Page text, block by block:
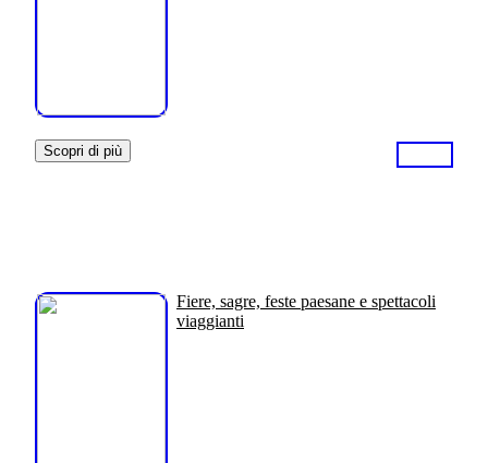
Scopri di più
Fiere, sagre, feste paesane e spettacoli
viaggianti